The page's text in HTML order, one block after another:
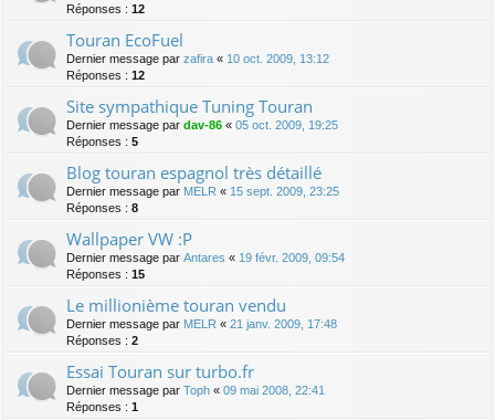
Réponses : 12
Touran EcoFuel
Dernier message par zafira « 10 oct. 2009, 13:12
Réponses : 12
Site sympathique Tuning Touran
Dernier message par dav-86 « 05 oct. 2009, 19:25
Réponses : 5
Blog touran espagnol très détaillé
Dernier message par MELR « 15 sept. 2009, 23:25
Réponses : 8
Wallpaper VW :P
Dernier message par Antares « 19 févr. 2009, 09:54
Réponses : 15
Le millionième touran vendu
Dernier message par MELR « 21 janv. 2009, 17:48
Réponses : 2
Essai Touran sur turbo.fr
Dernier message par Toph « 09 mai 2008, 22:41
Réponses : 1